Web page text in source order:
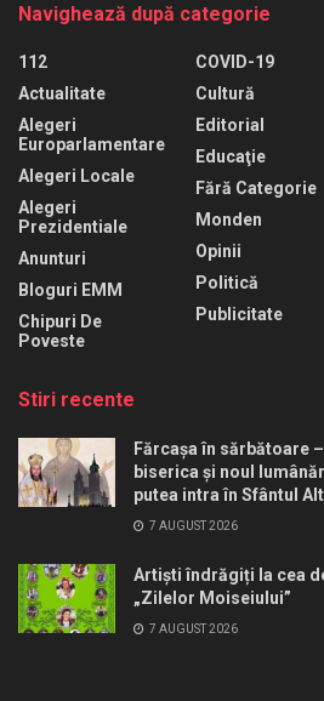
Navighează după categorie
112
Actualitate
Alegeri
Europarlamentare
Alegeri Locale
Alegeri
Prezidentiale
Anunturi
Bloguri EMM
Chipuri De
Poveste
COVID-19
Cultură
Editorial
Educaţie
Fără Categorie
Monden
Opinii
Politică
Publicitate
Stiri recente
Fărcașa în sărbătoare
biserica și noul
putea intra în Sfântul
7 AUGUST 2026
Artiști îndrăgiți la cea
„Zilelor Moiseiului”
7 AUGUST 2026